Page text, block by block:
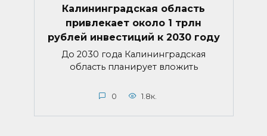
Калининградская область
привлекает около 1 трлн
рублей инвестиций к 2030 году
До 2030 года Калининградская
область планирует вложить
0 1.8к.